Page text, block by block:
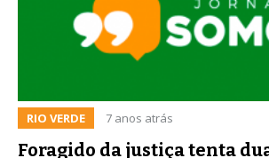
RIO VERDE 7 anos atrás
Foragido da justiça tenta